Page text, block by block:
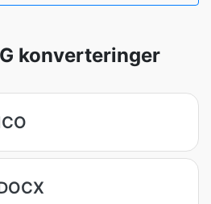
konverteringer